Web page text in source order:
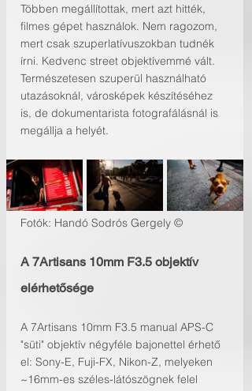
Többen megállítottak, mert azt hitték,
filmes gépet használok. Nem ragozom,
mert csak szuperlatívuszokban tudnék
írni. Kedvenc street objektívemmé vált.
Természetesen szuperül használható
utazásoknál, városképek készítéséhez
is, de dokumentarista fotografálásnál is
megállja a helyét.
Fotók: Handó Sodrós Gergely ©
A 7Artisans 10mm F3.5 objektív
elérhetősége
A 7Artisans 10mm F3.5 manual APS-C
"süti" objektív négyféle bajonettel érhető
el: Sony-E, Fuji-FX, Nikon-Z, melyeken
~16mm-es széles-látószögnek felel